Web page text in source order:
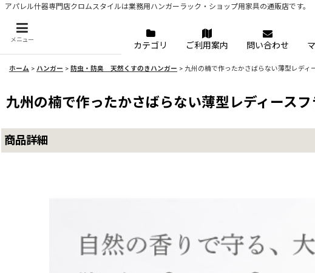
アパレル什器専門店クロムスタイルは業務用ハンガーラック・ショップ用家具の通販店です。
メニュー
カテゴリ ご利用案内 問い合わせ
ホーム > ハンガー > 防虫・防臭 天然くすのきハンガー > 九州の楠で作ったかさばらない薄型レディ
九州の楠で作ったかさばらない薄型レディース
商品詳細